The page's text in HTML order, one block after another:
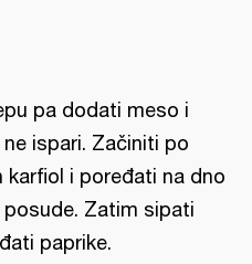
pa dodati meso i
ispari. Začiniti po
karfiol i poređati na dno
Zatim sipati
paprike.